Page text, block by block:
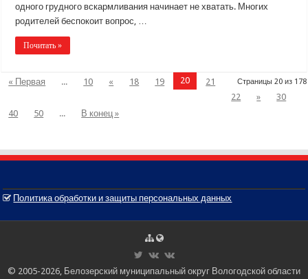
одного грудного вскармливания начинает не хватать. Многих
родителей беспокоит вопрос, …
Почитать »
Страницы 20 из 178
« Первая ... 10 « 18 19 20
21
22
»
30
40
50 ... В конец »
Политика обработки и защиты персональных данных
© 2005-2026, Белозерский муниципальный округ Вологодской области